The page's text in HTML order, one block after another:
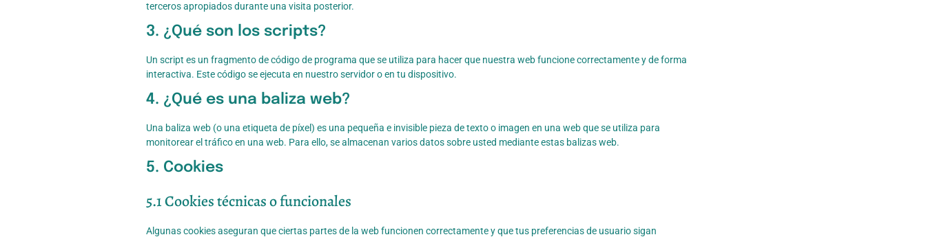
terceros apropiados durante una visita posterior.
3. ¿Qué son los scripts?
Un script es un fragmento de código de programa que se utiliza para hacer que nuestra web funcione correctamente y de forma
interactiva. Este código se ejecuta en nuestro servidor o en tu dispositivo.
4. ¿Qué es una baliza web?
Una baliza web (o una etiqueta de píxel) es una pequeña e invisible pieza de texto o imagen en una web que se utiliza para
monitorear el tráfico en una web. Para ello, se almacenan varios datos sobre usted mediante estas balizas web.
5. Cookies
5.1 Cookies técnicas o funcionales
Algunas cookies aseguran que ciertas partes de la web funcionen correctamente y que tus preferencias de usuario sigan